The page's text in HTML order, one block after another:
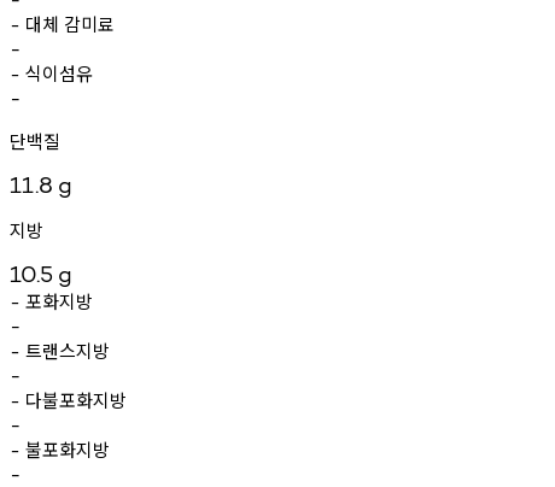
- 대체 감미료
-
- 식이섬유
-
단백질
11.8 g
지방
10.5 g
- 포화지방
-
- 트랜스지방
-
- 다불포화지방
-
- 불포화지방
-